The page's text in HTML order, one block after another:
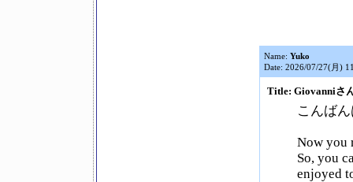
Name: Yuko
Date: 2026/07/27(月)
Title: Giovanniさ
こんば
Now you
So, you
enjoyed